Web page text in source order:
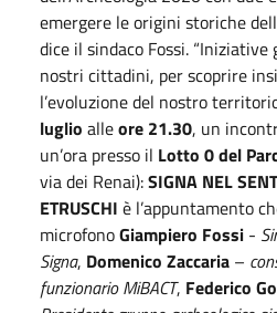
emergere le origini storiche
dice il sindaco Fossi.
nostri cittadini, per scoprire
l’evoluzione del nostro
luglio alleore 21.30, un
un’ora presso il Lotto 0 del
via dei Renai):SIGNA NEL
ETRUSCHI è l’appuntamento
microfonoGiampiero Fossi -
Signa, Domenico Zaccaria –
funzionario MiBACT, Federico